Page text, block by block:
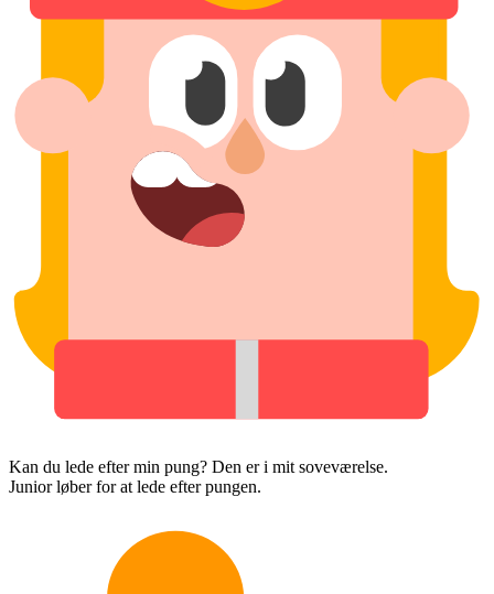
Kan du lede efter min pung? Den er i mit soveværelse.
Junior løber for at lede efter pungen.